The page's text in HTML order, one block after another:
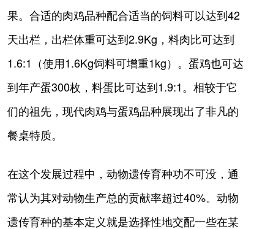
果。合适的肉鸡品种配合适当的饲料可以达到42
天出栏，出栏体重可达到2.9Kg，料肉比可达到
1.6:1（使用1.6Kg饲料可增重1kg）。蛋鸡也可达
到年产蛋300枚，料蛋比可达到1.9:1。相较于它
们的祖先，现代肉鸡与蛋鸡品种展现出了非凡的
餐桌特质。
在这个发展过程中，动物遗传育种功不可没，通
常认为其对动物生产总的贡献率超过40%。动物
遗传育种的基本定义就是选择性地交配一些在某